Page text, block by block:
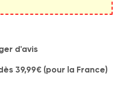
d'avis
39,99€ (pour la France)